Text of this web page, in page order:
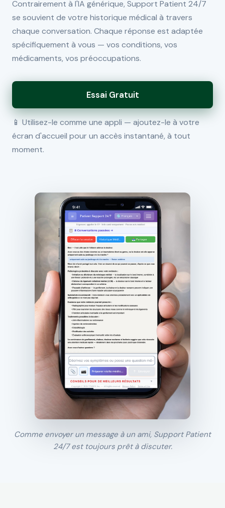
Contrairement à l'IA générique, Support Patient 24/7
se souvient de votre historique médical à travers
chaque conversation. Chaque réponse est adaptée
spécifiquement à vous — vos conditions, vos
médicaments, vos préoccupations.
Essai Gratuit
📱 Utilisez-le comme une appli — ajoutez-le à votre
écran d'accueil pour un accès instantané, à tout
moment.
Comme envoyer un message à un ami, Support Patient
24/7 est toujours prêt à discuter.